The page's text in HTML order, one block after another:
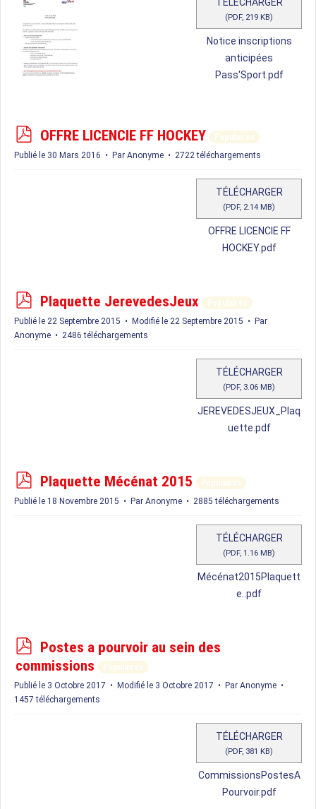
(PDF, 219 KB)
Notice inscriptions
anticipées
Pass'Sport.pdf
p
d
OFFRE LICENCIE FF HOCKEY
Populaires
Publié le 30 Mars 2016
Par Anonyme 2722 téléchargements
TÉLÉCHARGER
(PDF, 2.14 MB)
OFFRE LICENCIE FF
HOCKEY.pdf
p
d
f
Plaquette JerevedesJeux
Populaires
Publié le 22 Septembre 2015
Modifié le 22 Septembre 2015
Par
Anonyme
2486 téléchargements
TÉLÉCHARGER
(PDF, 3.06 MB)
JEREVEDESJEUX_Plaq
uette.pdf
p
d
Plaquette Mécénat 2015
Populaires
Publié le 18 Novembre 2015
Par Anonyme 2885 téléchargements
TÉLÉCHARGER
(PDF, 1.16 MB)
Mécénat2015Plaquett
e..pdf
p
d
f
Postes a pourvoir au sein des
commissions
Populaires
Publié le 3 Octobre 2017
Modifié le 3 Octobre 2017 Par Anonyme
1457 téléchargements
TÉLÉCHARGER
(PDF, 381 KB)
CommissionsPostesA
Pourvoir.pdf